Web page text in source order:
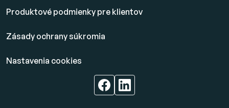
Produktové podmienky pre klientov
Zásady ochrany súkromia
Nastavenia cookies